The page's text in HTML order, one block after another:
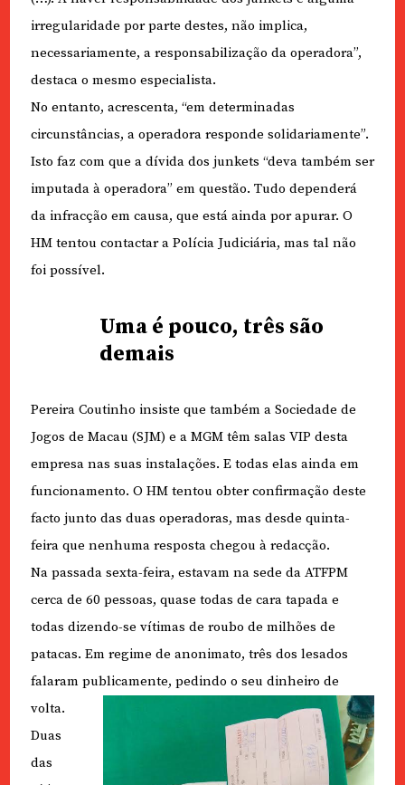
irregularidade por parte destes, não implica,
necessariamente, a responsabilização da operadora”,
destaca o mesmo especialista.
No entanto, acrescenta, “em determinadas
circunstâncias, a operadora responde solidariamente”.
Isto faz com que a dívida dos junkets “deva também ser
imputada à operadora” em questão. Tudo dependerá
da infracção em causa, que está ainda por apurar. O
HM tentou contactar a Polícia Judiciária, mas tal não
foi possível.
Uma é pouco, três são
demais
Pereira Coutinho insiste que também a Sociedade de
Jogos de Macau (SJM) e a MGM têm salas VIP desta
empresa nas suas instalações. E todas elas ainda em
funcionamento. O HM tentou obter confirmação deste
facto junto das duas operadoras, mas desde quinta-
feira que nenhuma resposta chegou à redacção.
Na passada sexta-feira, estavam na sede da ATFPM
cerca de 60 pessoas, quase todas de cara tapada e
todas dizendo-se vítimas de roubo de milhões de
patacas. Em regime de anonimato, três dos lesados
falaram publicamente, pedindo o seu dinheiro de
volta.
Duas
das